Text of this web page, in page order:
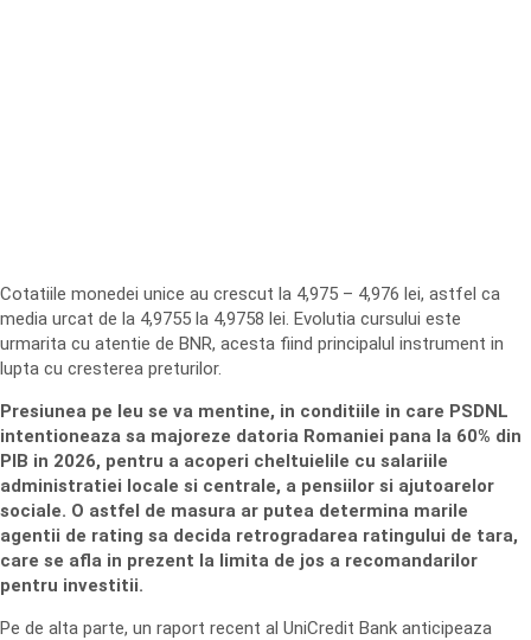
Cotatiile monedei unice au crescut la 4,975 – 4,976 lei, astfel ca
media urcat de la 4,9755 la 4,9758 lei. Evolutia cursului este
urmarita cu atentie de BNR, acesta fiind principalul instrument in
lupta cu cresterea preturilor.
Presiunea pe leu se va mentine, in conditiile in care PSDNL
intentioneaza sa majoreze datoria Romaniei pana la 60% din
PIB in 2026, pentru a acoperi cheltuielile cu salariile
administratiei locale si centrale, a pensiilor si ajutoarelor
sociale. O astfel de masura ar putea determina marile
agentii de rating sa decida retrogradarea ratingului de tara,
care se afla in prezent la limita de jos a recomandarilor
pentru investitii.
Pe de alta parte, un raport recent al UniCredit Bank anticipeaza